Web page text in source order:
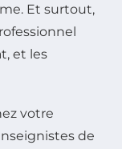
Et surtout,
et les
votre
de